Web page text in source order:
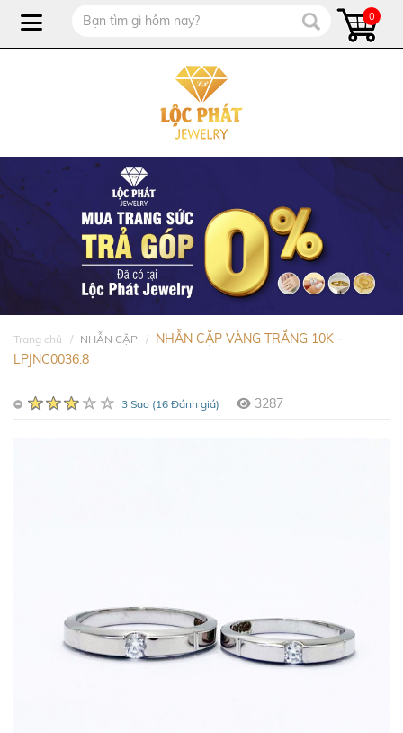
0
Trang chủ NHẪN CẶP
NHẪN CẶP VÀNG TRẮNG 10K -
LPJNC0036.8
3 Sao (16 Đánh giá) 3287